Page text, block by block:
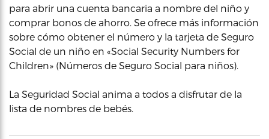
para abrir una cuenta bancaria a nombre del niño y
comprar bonos de ahorro. Se ofrece más información
sobre cómo obtener el número y la tarjeta de Seguro
Social de un niño en «Social Security Numbers for
Children» (Números de Seguro Social para niños).
La Seguridad Social anima a todos a disfrutar de la
lista de nombres de bebés.